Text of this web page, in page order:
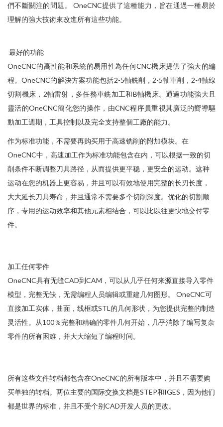
們不斷關注的問題。 OneCNC提供了這種能力，旨在通過一種易於
理解的強大技術來改進所有這些功能。
最好的功能
OneCNC的高性能和系統的易用性為任何CNC機床提供了強大的編
程。OneCNC的解決方案功能包括2-5軸銑削，2-5軸車削，2-4軸線
切割機床，2軸雷射，多任務車銑加工和B軸機床。通過功能強大且
靈活的OneCNC簡化您的操作，由CNC程序員重視其廣泛的嚮導驅
動加工週期，工具控制以及完全支持整個工廠的能力。
作为标准功能，不需要再购买用于高速铣削的附加模块。在
OneCNC中，高速加工作为标准功能包含在内，可以根据一致的切
削条件不断调整刀具路径，从而提供更平稳，更安全的运动。这种
运动在您的机器上更容易，并且可以有效地使用完整的长刃长度，
大大延长刀具寿命，并且通常不需要多个切削深度。优化的切割顺
序，专用的运动效率和其他元素相结合，可以比以往更快地交付零
件。
加工任何零件
OneCNC具有无缝CAD到CAM，可以从几乎任何来源直接导入零件
模型，完整无缺，无需编程人员编辑或重建几何图形。 OneCNC可
直接加工实体，曲面，线框或STL的几何形状，为您提供完整的制造
灵活性。从100％完整和精确的零件几何开始，几乎消除了编写复杂
零件的所有困难，并大大缩短了编程时间。
所有这些文件转档都包含在OneCNC的所有版本中，并且不需要购
买单独的转档。两位主要的国际交换文档是STEP和IGES，因为他们
都是世界的标准，并且不受个别CAD开发人员的更改。